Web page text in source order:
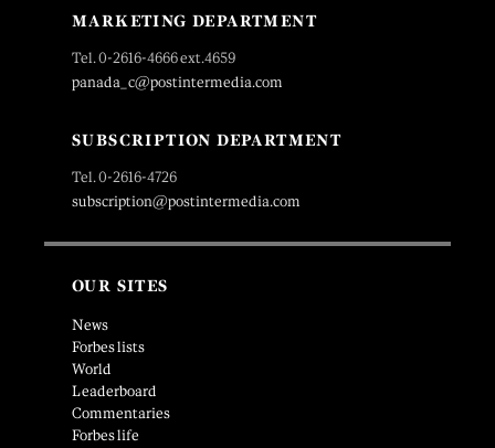
MARKETING DEPARTMENT
Tel. 0-2616-4666 ext.4659
panada_c@postintermedia.com
SUBSCRIPTION DEPARTMENT
Tel. 0-2616-4726
subscription@postintermedia.com
OUR SITES
News
Forbes lists
World
Leaderboard
Commentaries
Forbes life